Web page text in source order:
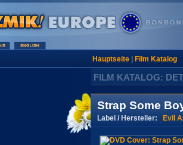
Hauptseite| Film Katalog
FILM KATALOG:
Strap Some
Label / Hersteller: Evil